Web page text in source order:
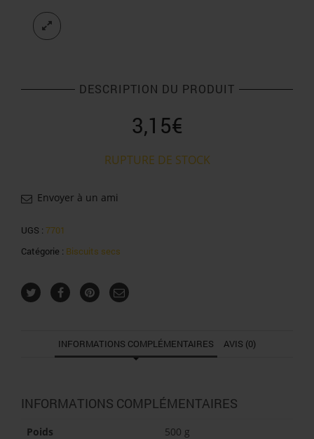
DESCRIPTION DU PRODUIT
3,15€
RUPTURE DE STOCK
Envoyer à un ami
UGS : 7701
Catégorie : Biscuits secs
INFORMATIONS COMPLÉMENTAIRES AVIS (0)
INFORMATIONS COMPLÉMENTAIRES
Poids 500 g